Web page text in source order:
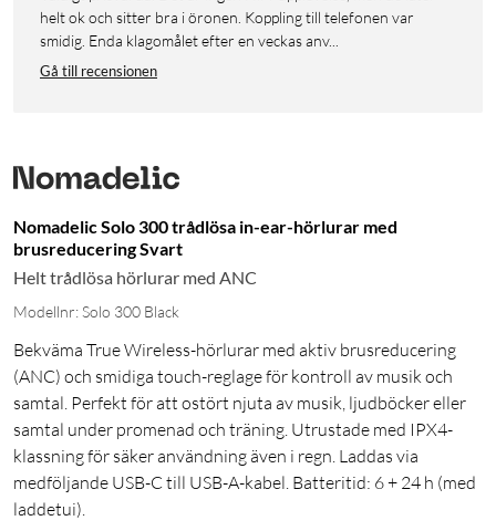
helt ok och sitter bra i öronen. Koppling till telefonen var
smidig. Enda klagomålet efter en veckas anv...
Gå till recensionen
Nomadelic Solo 300 trådlösa in-ear-hörlurar med
brusreducering Svart
Helt trådlösa hörlurar med ANC
Modellnr: Solo 300 Black
Bekväma True Wireless-hörlurar med aktiv brusreducering
(ANC) och smidiga touch-reglage för kontroll av musik och
samtal. Perfekt för att ostört njuta av musik, ljudböcker eller
samtal under promenad och träning. Utrustade med IPX4-
klassning för säker användning även i regn. Laddas via
medföljande USB-C till USB-A-kabel. Batteritid: 6 + 24 h (med
laddetui).